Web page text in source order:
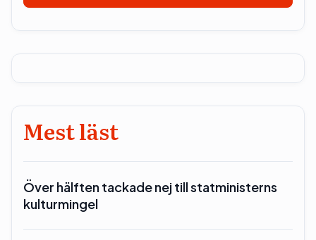
Mest läst
Över hälften tackade nej till statministerns
kulturmingel